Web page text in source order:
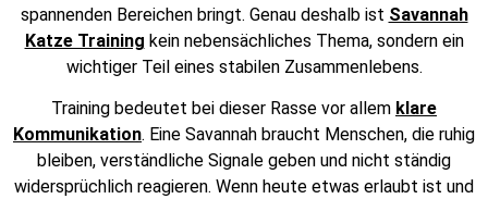
spannenden Bereichen bringt. Genau deshalb ist Savannah
Katze Training kein nebensächliches Thema, sondern ein
wichtiger Teil eines stabilen Zusammenlebens.
Training bedeutet bei dieser Rasse vor allem klare
Kommunikation. Eine Savannah braucht Menschen, die ruhig
bleiben, verständliche Signale geben und nicht ständig
widersprüchlich reagieren. Wenn heute etwas erlaubt ist und